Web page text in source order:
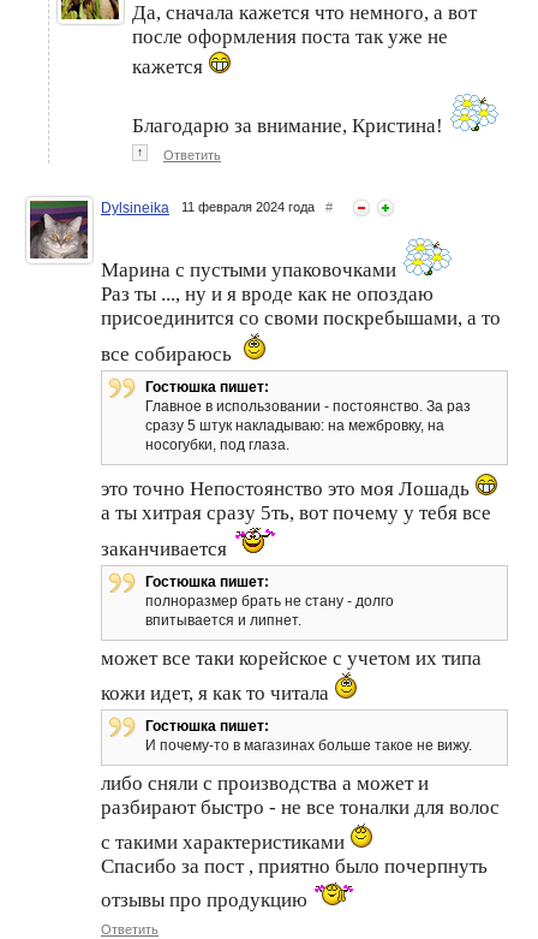
Да, сначала кажется что немного, а вот
после оформления поста так уже не
кажется
Благодарю за внимание, Кристина!
↑ Ответить
Dylsineika 11 февраля 2024 года #
Марина с пустыми упаковочками
Раз ты ..., ну и я вроде как не опоздаю
присоединится со своми поскребышами, а то
все собираюсь
Гостюшка пишет:
Главное в использовании - постоянство. За раз
сразу 5 штук накладываю: на межбровку, на
носогубки, под глаза.
это точно Непостоянство это моя Лошадь
а ты хитрая сразу 5ть, вот почему у тебя все
заканчивается
Гостюшка пишет:
полноразмер брать не стану - долго
впитывается и липнет.
может все таки корейское с учетом их типа
кожи идет, я как то читала
Гостюшка пишет:
И почему-то в магазинах больше такое не вижу.
либо сняли с производства а может и
разбирают быстро - не все тоналки для волос
с такими характеристиками
Спасибо за пост , приятно было почерпнуть
отзывы про продукцию
Ответить